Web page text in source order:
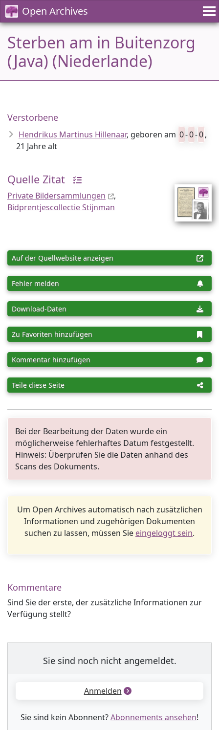
Open Archives
Sterben am in Buitenzorg
(Java) (Niederlande)
Verstorbene
Hendrikus Martinus Hillenaar, geboren am 0-0-0,
21 Jahre alt
Quelle Zitat
Private Bildersammlungen
,
Bidprentjescollectie Stijnman
Auf der Quellwebsite anzeigen
Fehler melden
Download-Daten
Zu Favoriten hinzufügen
Kommentar hinzufügen
Teile diese Seite
Bei der Bearbeitung der Daten wurde ein
möglicherweise fehlerhaftes Datum festgestellt.
Hinweis: Überprüfen Sie die Daten anhand des
Scans des Dokuments.
Um Open Archives automatisch nach zusätzlichen
Informationen und zugehörigen Dokumenten
suchen zu lassen, müssen Sie eingeloggt sein.
Kommentare
Sind Sie der erste, der zusätzliche Informationen zur
Verfügung stellt?
Sie sind noch nicht angemeldet.
Anmelden
Sie sind kein Abonnent?Abonnements ansehen!